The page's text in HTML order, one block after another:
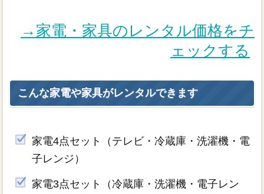
→家電・家具のレンタル価格をチ
ェックする
こんな家電や家具がレンタルできます
家電4点セット（テレビ・冷蔵庫・洗濯機・電
子レンジ）
家電3点セット（冷蔵庫・洗濯機・電子レン